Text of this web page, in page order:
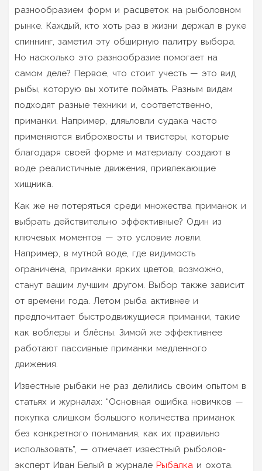
разнообразием форм и расцветок на рыболовном
рынке. Каждый, кто хоть раз в жизни держал в руке
спиннинг, заметил эту обширную палитру выбора.
Но насколько это разнообразие помогает на
самом деле? Первое, что стоит учесть — это вид
рыбы, которую вы хотите поймать. Разным видам
подходят разные техники и, соответственно,
приманки. Например, дляьловли судака часто
применяются виброхвосты и твистеры, которые
благодаря своей форме и материалу создают в
воде реалистичные движения, привлекающие
хищника.
Как же не потеряться среди множества приманок и
выбрать действительно эффективные? Один из
ключевых моментов — это условие ловли.
Например, в мутной воде, где видимость
ограничена, приманки ярких цветов, возможно,
станут вашим лучшим другом. Выбор также зависит
от времени года. Летом рыба активнее и
предпочитает быстродвижущиеся приманки, такие
как воблеры и блёсны. Зимой же эффективнее
работают пассивные приманки медленного
движения.
Известные рыбаки не раз делились своим опытом в
статьях и журналах: “Основная ошибка новичков —
покупка слишком большого количества приманок
без конкретного понимания, как их правильно
использовать”, — отмечает известный рыболов-
эксперт Иван Белый в журнале Рыбалка и охота.